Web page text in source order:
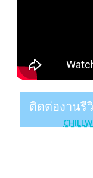
ติดต่องานรี